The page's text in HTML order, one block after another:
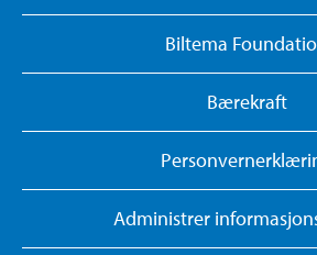
Biltema
Bærekraft
Administrer